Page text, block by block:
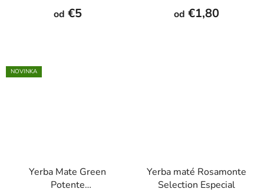
produktu
od €5
produktu
je
od €1,80
NOVINKA
Yerba Mate Green
Potente
Yerba maté Rosamonte
Selection Especial